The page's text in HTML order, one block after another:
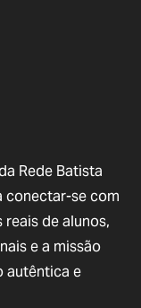
Rede Batista
conectar-se com
de alunos,
e a missão
autêntica e